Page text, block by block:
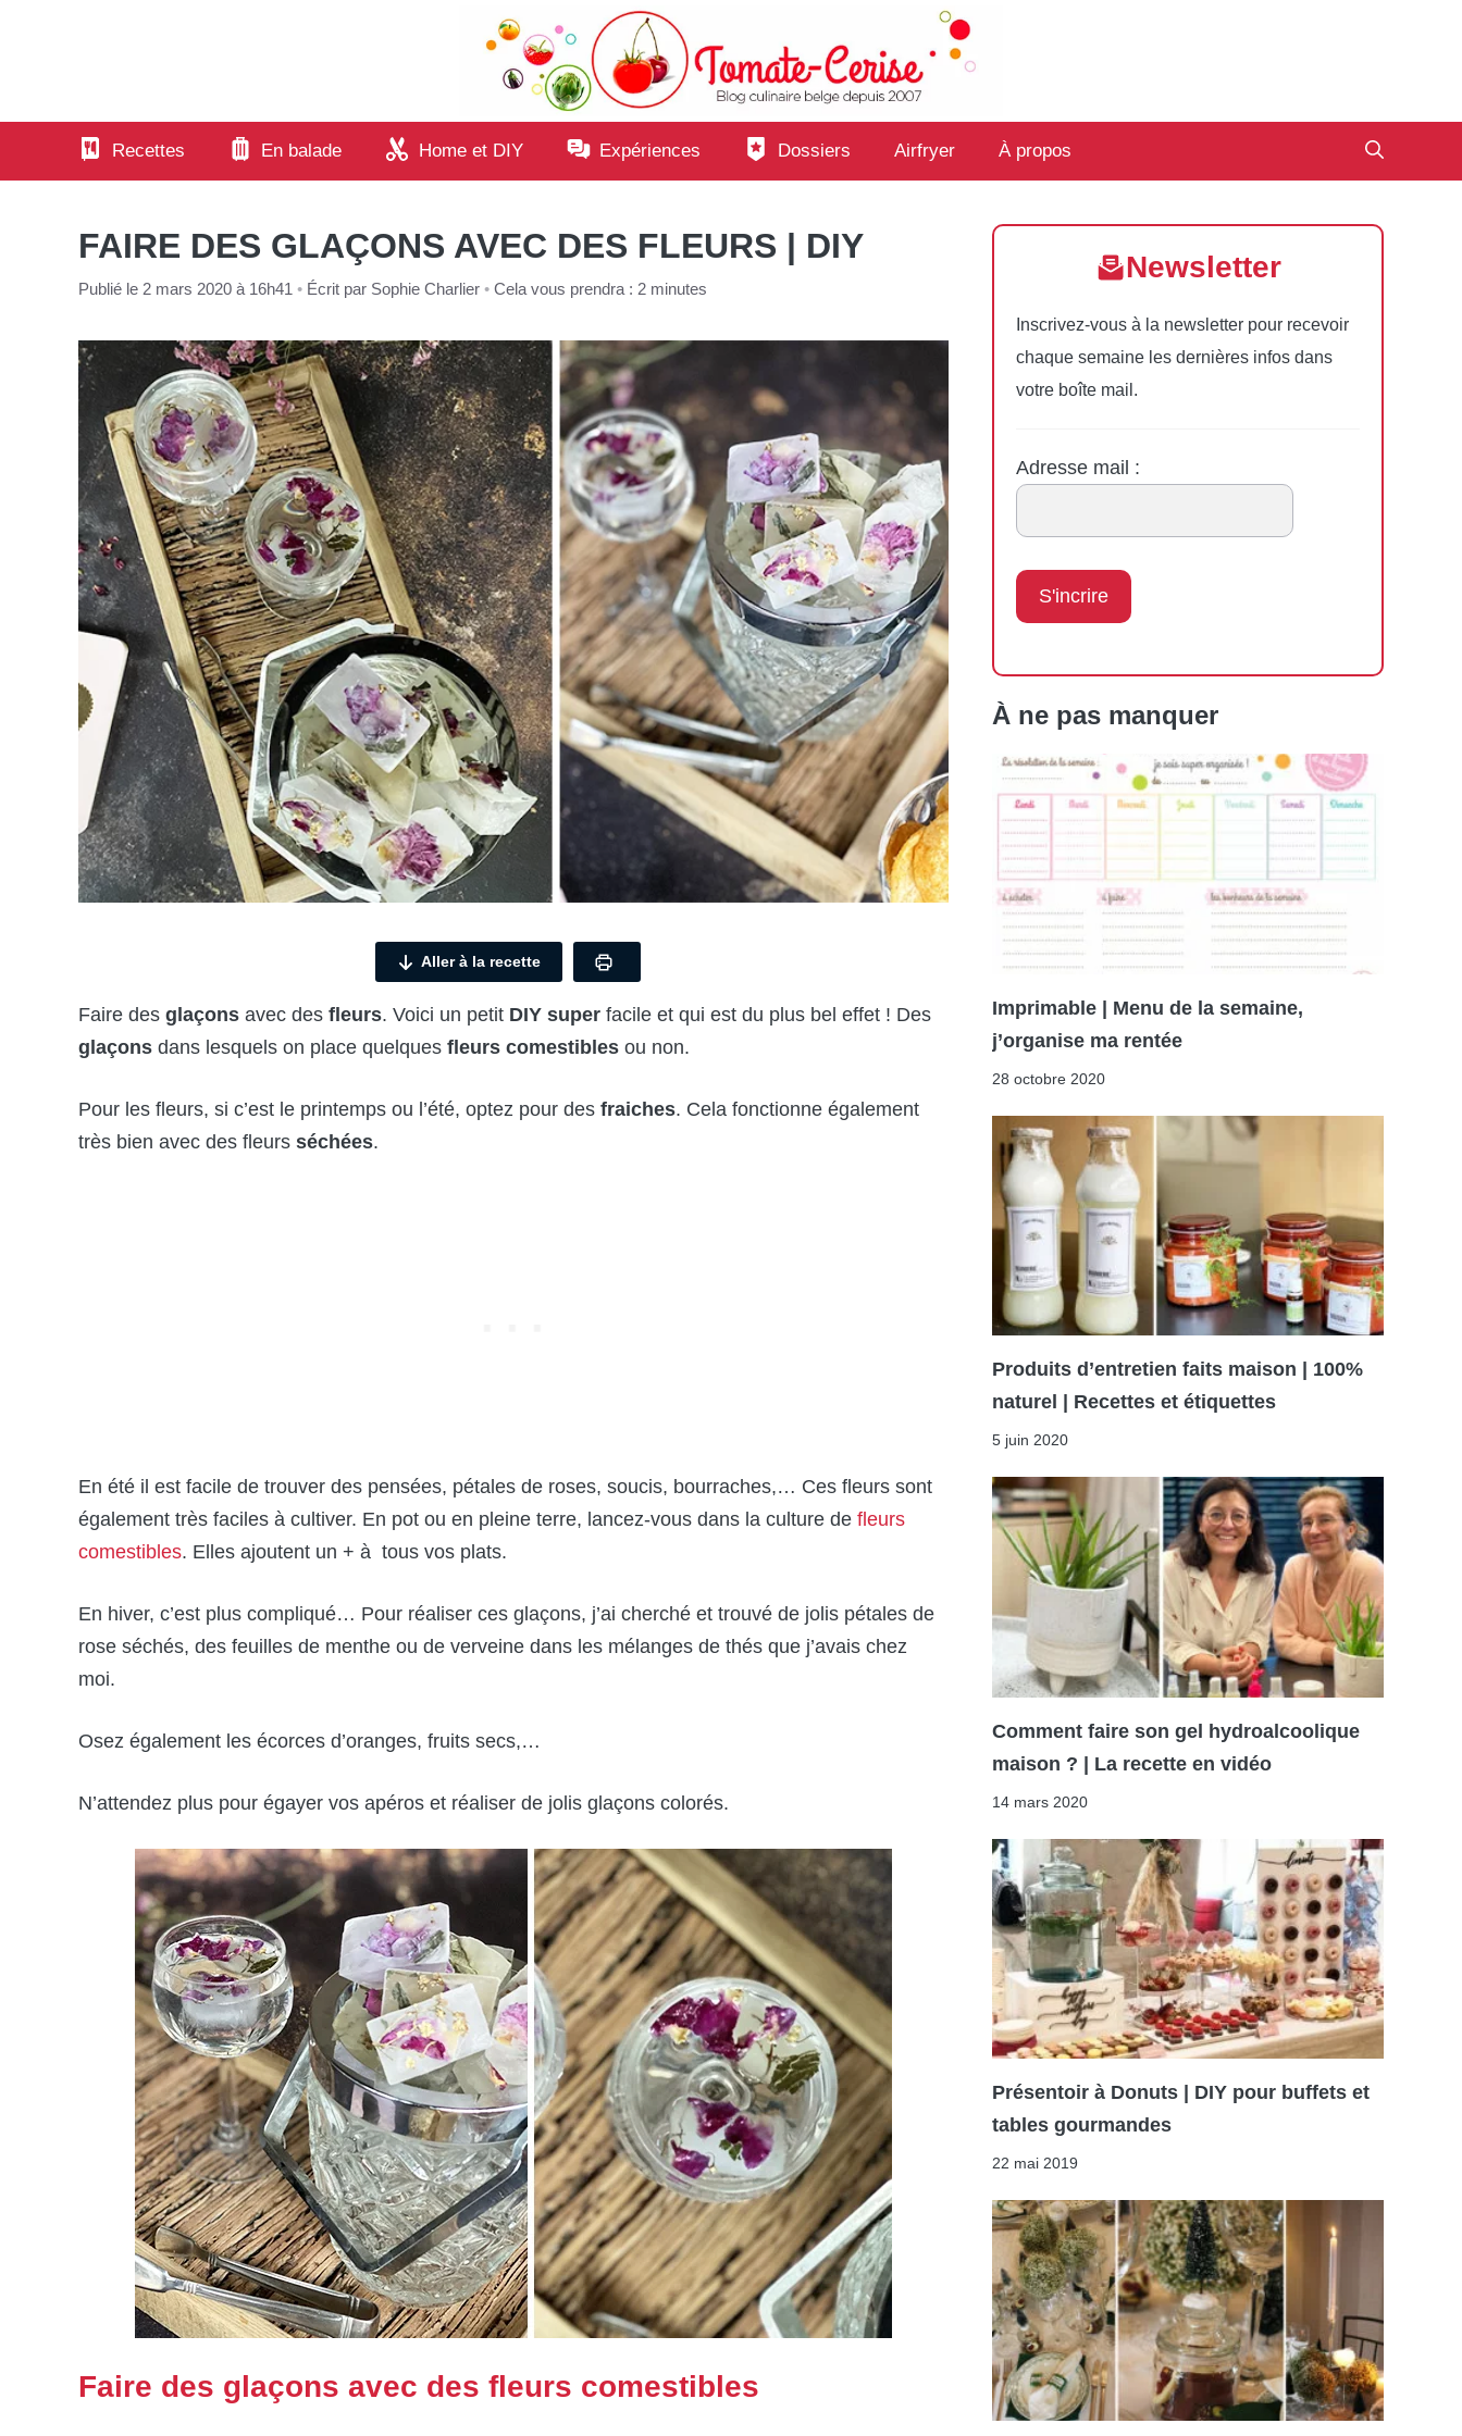
Recettes En balade Home et DIY Expériences Dossiers Airfryer À propos
FAIRE DES GLAÇONS AVEC DES FLEURS | DIY
Publié le 2 mars 2020 à 16h41 • Écrit par Sophie Charlier • Cela vous prendra : 2 minutes
Aller à la recette
Faire des glaçons avec des fleurs. Voici un petit DIY super facile et qui est du plus bel effet ! Des
glaçons dans lesquels on place quelques fleurs comestibles ou non.
Pour les fleurs, si c’est le printemps ou l’été, optez pour des fraiches. Cela fonctionne également
très bien avec des fleurs séchées.
En été il est facile de trouver des pensées, pétales de roses, soucis, bourraches,… Ces fleurs sont
également très faciles à cultiver. En pot ou en pleine terre, lancez-vous dans la culture de fleurs
comestibles. Elles ajoutent un + à tous vos plats.
En hiver, c’est plus compliqué… Pour réaliser ces glaçons, j’ai cherché et trouvé de jolis pétales de
rose séchés, des feuilles de menthe ou de verveine dans les mélanges de thés que j’avais chez
moi.
Osez également les écorces d’oranges, fruits secs,…
N’attendez plus pour égayer vos apéros et réaliser de jolis glaçons colorés.
Faire des glaçons avec des fleurs comestibles
Newsletter
Inscrivez-vous à la newsletter pour recevoir
chaque semaine les dernières infos dans
votre boîte mail.
Adresse mail :
À ne pas manquer
Imprimable | Menu de la semaine,
j’organise ma rentée
28 octobre 2020
Produits d’entretien faits maison | 100%
naturel | Recettes et étiquettes
5 juin 2020
Comment faire son gel hydroalcoolique
maison ? | La recette en vidéo
14 mars 2020
Présentoir à Donuts | DIY pour buffets et
tables gourmandes
22 mai 2019